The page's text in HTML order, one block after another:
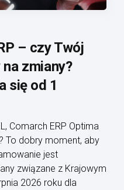
– czy Twój
zmiany?
się od 1
Comarch ERP Optima
To dobry moment, aby
jest
związane z Krajowym
2026 roku dla